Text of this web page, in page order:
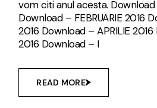
vom citi anul acesta. Download
Download – FEBRUARIE 2016
2016 Download – APRILIE
2016 Download – I
READ MORE